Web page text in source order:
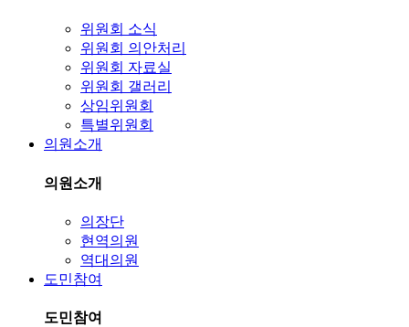
위원회 소식
위원회 의안처리
위원회 자료실
위원회 갤러리
상임위원회
특별위원회
의원소개
의원소개
의장단
현역의원
역대의원
도민참여
도민참여